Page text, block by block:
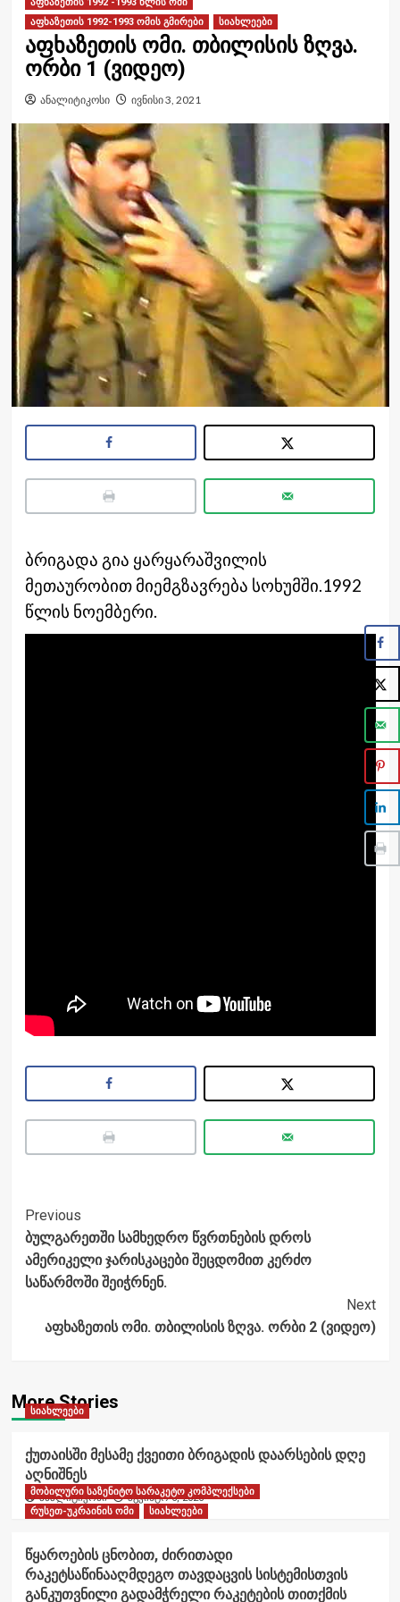
აფხაზეთის 1992-1993 ომის გმირები
სიახლეები
აფხაზეთის ომი. თბილისის ზღვა.
ორბი 1 (ვიდეო)
ანალიტიკოსი ივნისი 3, 2021
ბრიგადა გია ყარყარაშვილის
მეთაურობით მიემგზავრება სოხუმში.1992
წლის ნოემბერი.
Post
Navigation
Previous
ბულგარეთში სამხედრო წვრთნების დროს
ამერიკელი ჯარისკაცები შეცდომით კერძო
საწარმოში შეიჭრნენ.
Next
აფხაზეთის ომი. თბილისის ზღვა. ორბი 2 (ვიდეო)
More Stories
სიახლეები
ქუთაისში მესამე ქვეითი ბრიგადის დაარსების დღე
აღნიშნეს
ანალიტიკოსი აგვისტო 6, 2026
მობილური საზენიტო სარაკეტო კომპლექსები
რუსეთ-უკრაინის ომი
სიახლეები
წყაროების ცნობით, ძირითადი
რაკეტსაწინააღმდეგო თავდაცვის სისტემისთვის
განკუთვნილი გადამჭრელი რაკეტების თითქმის